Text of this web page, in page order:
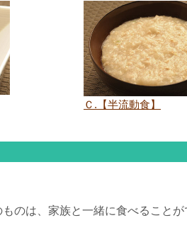
Ｃ.【半流動食】
のは、家族と一緒に食べることが